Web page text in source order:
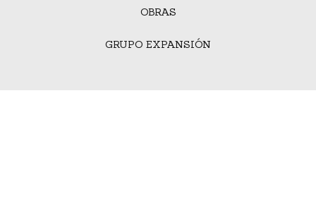
OBRAS
GRUPO EXPANSIÓN